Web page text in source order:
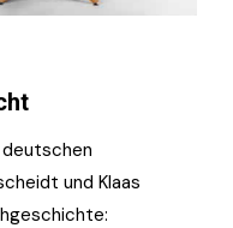
deutschen
und Klaas